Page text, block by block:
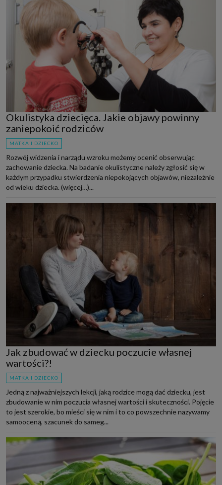
Okulistyka dziecięca. Jakie objawy powinny
zaniepokoić rodziców
MATKA I DZIECKO
Rozwój widzenia i narządu wzroku możemy ocenić obserwując
zachowanie dziecka. Na badanie okulistyczne należy zgłosić się w
każdym przypadku stwierdzenia niepokojących objawów, niezależnie
od wieku dziecka. (więcej…)...
Jak zbudować w dziecku poczucie własnej
wartości?!
MATKA I DZIECKO
Jedną z najważniejszych lekcji, jaką rodzice mogą dać dziecku, jest
zbudowanie w nim poczucia własnej wartości i skuteczności. Pojęcie
to jest szerokie, bo mieści się w nim i to co powszechnie nazywamy
samooceną, szacunek do sameg...